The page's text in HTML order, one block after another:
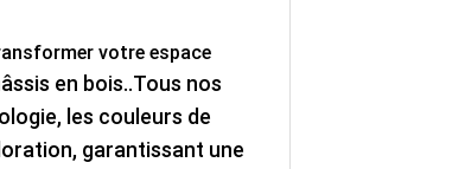
votre espace
en bois..Tous nos
les couleurs de
garantissant une